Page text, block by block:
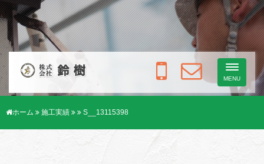
Toggle
MENU
ホーム 施工実績 S__13115398